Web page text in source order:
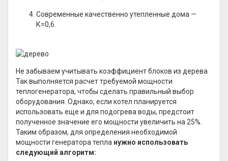
Современные качественно утепленные дома —
К=0,6.
Не забываем учитывать коэффициент блоков из дерева
Так выполняется расчет требуемой мощности
теплогенератора, чтобы сделать правильный выбор
оборудования. Однако, если котел планируется
использовать еще и для подогрева воды, предстоит
полученное значение его мощности увеличить на 25%.
Таким образом, для определения необходимой
мощности генератора тепла нужно использовать
следующий алгоритм: